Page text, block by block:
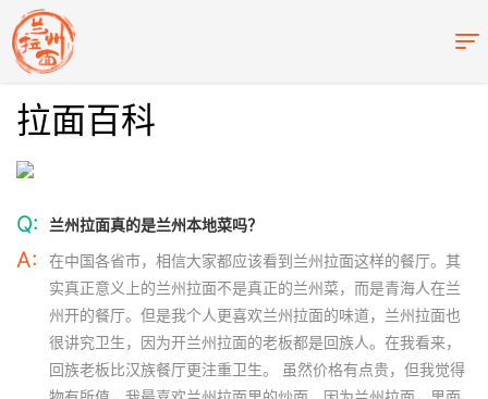
拉面百科
Q: 兰州拉面真的是兰州本地菜吗？
A:
在中国各省市，相信大家都应该看到兰州拉面这样的餐厅。其
实真正意义上的兰州拉面不是真正的兰州菜，而是青海人在兰
州开的餐厅。但是我个人更喜欢兰州拉面的味道，兰州拉面也
很讲究卫生，因为开兰州拉面的老板都是回族人。在我看来，
回族老板比汉族餐厅更注重卫生。 虽然价格有点贵，但我觉得